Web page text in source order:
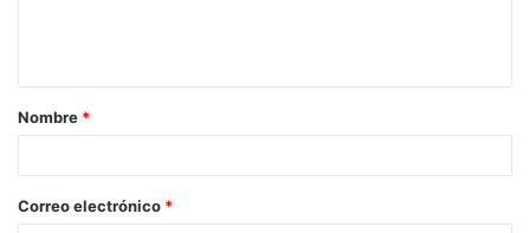
Nombre *
Correo electrónico *